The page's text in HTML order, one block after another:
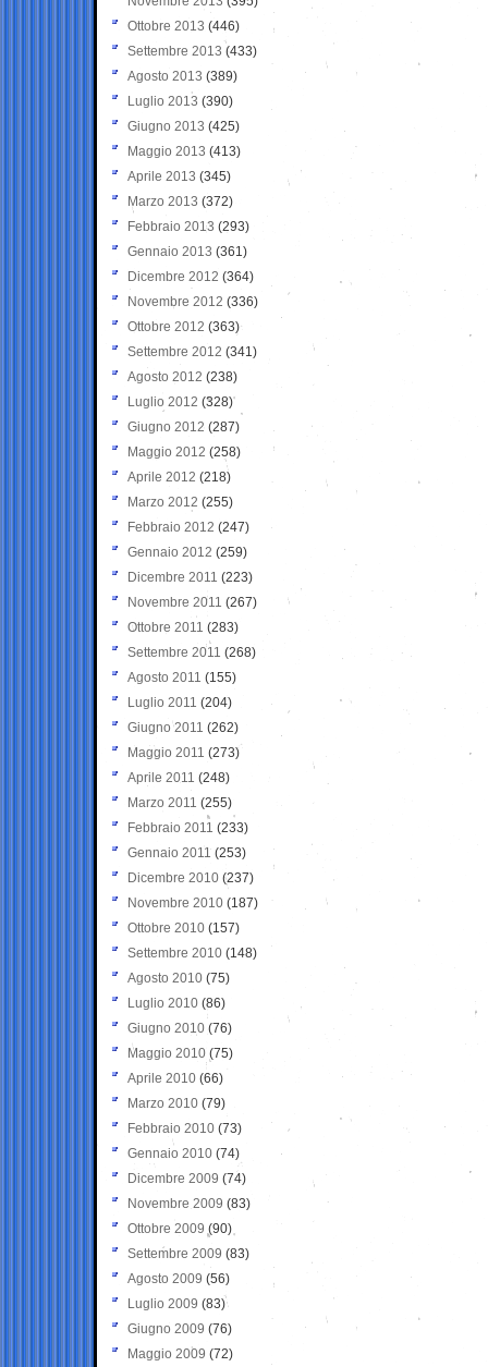
Ottobre 2013 (446)
Settembre 2013 (433)
Agosto 2013 (389)
Luglio 2013 (390)
Giugno 2013 (425)
Maggio 2013 (413)
Aprile 2013 (345)
Marzo 2013 (372)
Febbraio 2013 (293)
Gennaio 2013 (361)
Dicembre 2012 (364)
Novembre 2012 (336)
Ottobre 2012 (363)
Settembre 2012 (341)
Agosto 2012 (238)
Luglio 2012 (328)
Giugno 2012 (287)
Maggio 2012 (258)
Aprile 2012 (218)
Marzo 2012 (255)
Febbraio 2012 (247)
Gennaio 2012 (259)
Dicembre 2011 (223)
Novembre 2011 (267)
Ottobre 2011 (283)
Settembre 2011 (268)
Agosto 2011 (155)
Luglio 2011 (204)
Giugno 2011 (262)
Maggio 2011 (273)
Aprile 2011 (248)
Marzo 2011 (255)
Febbraio 2011 (233)
Gennaio 2011 (253)
Dicembre 2010 (237)
Novembre 2010 (187)
Ottobre 2010 (157)
Settembre 2010 (148)
Agosto 2010 (75)
Luglio 2010 (86)
Giugno 2010 (76)
Maggio 2010 (75)
Aprile 2010 (66)
Marzo 2010 (79)
Febbraio 2010 (73)
Gennaio 2010 (74)
Dicembre 2009 (74)
Novembre 2009 (83)
Ottobre 2009 (90)
Settembre 2009 (83)
Agosto 2009 (56)
Luglio 2009 (83)
Giugno 2009 (76)
Maggio 2009 (72)